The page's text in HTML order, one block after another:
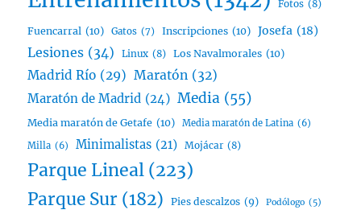
Fotos (8)
Fuencarral (10) Gatos (7) Inscripciones (10) Josefa (18)
Lesiones (34) Linux (8) Los Navalmorales (10)
Madrid Río (29) Maratón (32)
Maratón de Madrid (24) Media (55)
Media maratón de Getafe (10) Media maratón de Latina (6)
Milla (6) Minimalistas (21) Mojácar (8)
Parque Lineal (223)
Parque Sur (182) Pies descalzos (9) Podólogo (5)